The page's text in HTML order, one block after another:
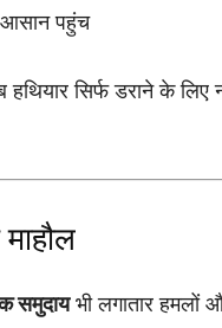
आसान पहुंच
सिर्फ डराने के लिए
समुदायभी लगातार हमलों